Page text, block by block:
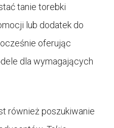
tanie torebki
lub dodatek do
oferując
dla wymagających
również poszukiwanie